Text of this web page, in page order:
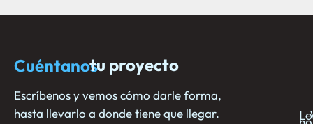
Cuéntanostu proyecto
Escríbenos y vemos cómo darle forma,
hasta llevarlo a donde tiene que llegar.
L-